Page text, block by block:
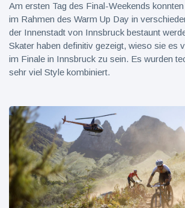
Am ersten Tag des Final-Weekends
im Rahmen des Warm Up Day in
der Innenstadt von Innsbruck bestaunt
Skater haben definitiv gezeigt, wieso sie es
im Finale in Innsbruck zu sein. Es wurden
sehr viel Style kombiniert.